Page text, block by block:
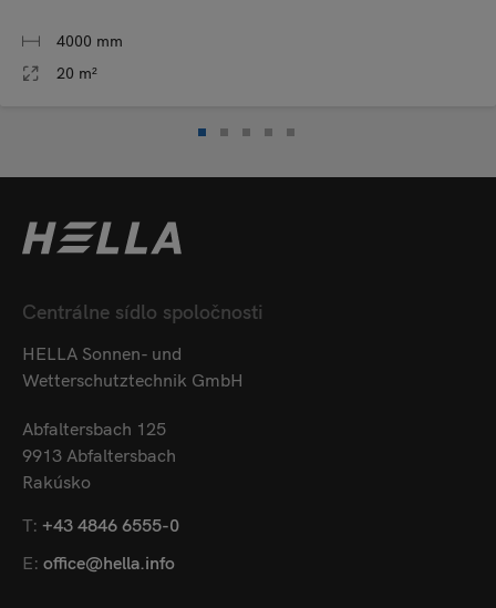
4000 mm
20 m²
Centrálne sídlo spoločnosti
HELLA Sonnen- und
Wetterschutztechnik GmbH
Abfaltersbach 125
9913 Abfaltersbach
Rakúsko
T: +43 4846 6555-0
E: office@hella.info